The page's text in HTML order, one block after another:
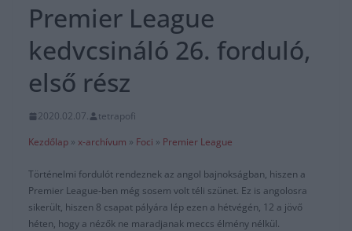
Premier League
kedvcsináló 26. forduló,
első rész
2020.02.07.
tetrapofi
Kezdőlap » x-archívum » Foci » Premier League
Történelmi fordulót rendeznek az angol bajnokságban, hiszen a
Premier League-ben még sosem volt téli szünet. Ez is angolosra
sikerült, hiszen 8 csapat pályára lép ezen a hétvégén, 12 a jövő
héten, hogy a nézők ne maradjanak meccs élmény nélkül.